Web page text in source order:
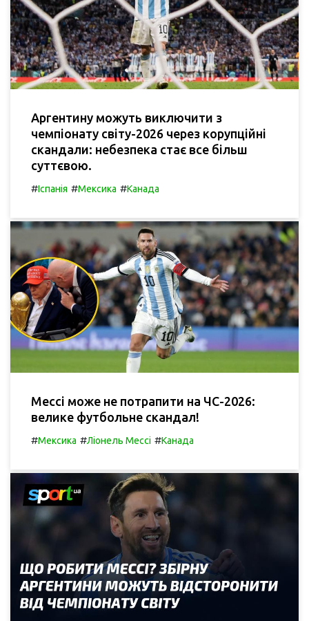
Аргентину можуть виключити з
чемпіонату світу-2026 через корупційні
скандали: небезпека стає все більш
суттєвою.
#Іспанія #Мексика #Канада
Мессі може не потрапити на ЧС-2026:
велике футбольне скандал!
#Мексика #Ліонель Мессі #Канада